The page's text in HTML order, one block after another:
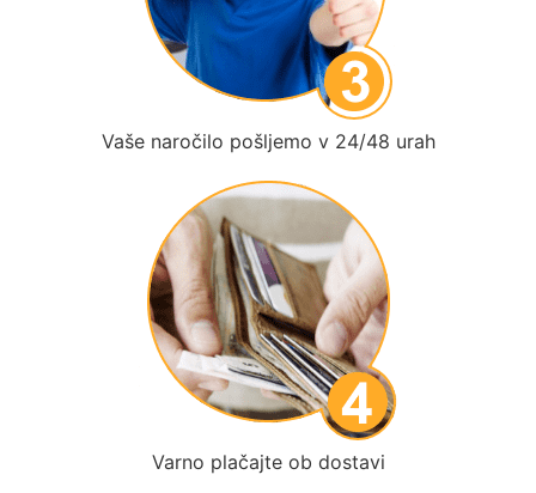
Vaše naročilo pošljemo v 24/48 urah
Varno plačajte ob dostavi